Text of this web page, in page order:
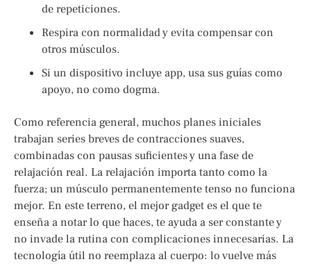
de repeticiones.
Respira con normalidad y evita compensar con
otros músculos.
Si un dispositivo incluye app, usa sus guías como
apoyo, no como dogma.
Como referencia general, muchos planes iniciales
trabajan series breves de contracciones suaves,
combinadas con pausas suficientes y una fase de
relajación real. La relajación importa tanto como la
fuerza; un músculo permanentemente tenso no funciona
mejor. En este terreno, el mejor gadget es el que te
enseña a notar lo que haces, te ayuda a ser constante y
no invade la rutina con complicaciones innecesarias. La
tecnología útil no reemplaza al cuerpo: lo vuelve más